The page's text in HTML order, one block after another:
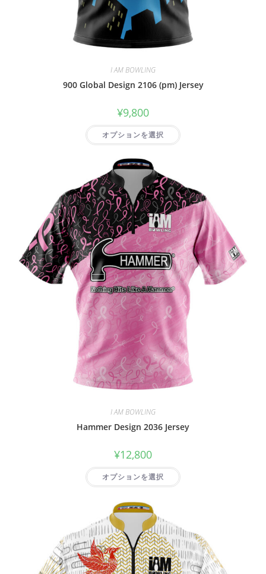
I AM BOWLING
900 Global Design 2106 (pm) Jersey
¥9,800
オプションを選択
I AM BOWLING
Hammer Design 2036 Jersey
¥12,800
オプションを選択